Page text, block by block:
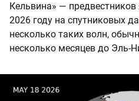
Кельвина» —
2026 году на спутниковых
несколько таких волн,
несколько месяцев до Эль-